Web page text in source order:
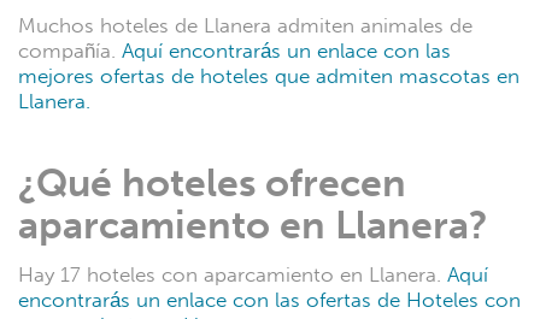
Muchos hoteles de Llanera admiten animales de
compañía. Aquí encontrarás un enlace con las
mejores ofertas de hoteles que admiten mascotas en
Llanera.
¿Qué hoteles ofrecen
aparcamiento en Llanera?
Hay 17 hoteles con aparcamiento en Llanera. Aquí
encontrarás un enlace con las ofertas de Hoteles con